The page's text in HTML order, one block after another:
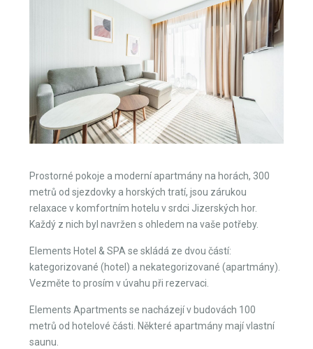
Prostorné pokoje a moderní apartmány na horách, 300
metrů od sjezdovky a horských tratí, jsou zárukou
relaxace v komfortním hotelu v srdci Jizerských hor.
Každý z nich byl navržen s ohledem na vaše potřeby.
Elements Hotel & SPA se skládá ze dvou částí:
kategorizované (hotel) a nekategorizované (apartmány).
Vezměte to prosím v úvahu při rezervaci.
Elements Apartments se nacházejí v budovách 100
metrů od hotelové části. Některé apartmány mají vlastní
saunu.